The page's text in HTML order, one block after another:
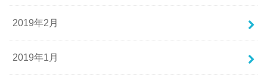
2019年2月
2019年1月